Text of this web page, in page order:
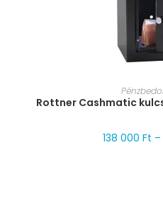
MÉRET
Rottner Cashmatic
138 000 Ft –